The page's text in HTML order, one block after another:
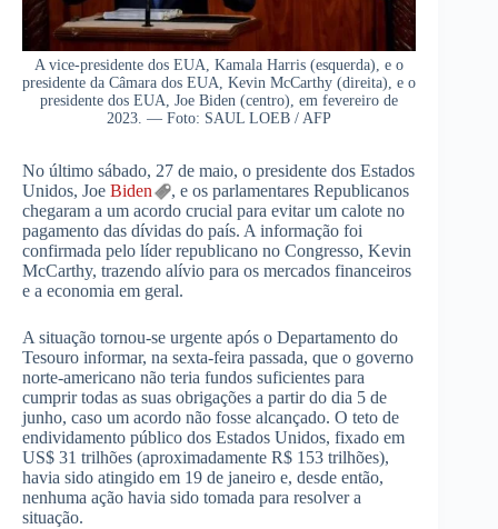
A vice-presidente dos EUA, Kamala Harris (esquerda), e o
presidente da Câmara dos EUA, Kevin McCarthy (direita), e o
presidente dos EUA, Joe Biden (centro), em fevereiro de
2023. — Foto: SAUL LOEB / AFP
No último sábado, 27 de maio, o presidente dos Estados
Unidos, Joe Biden
, e os parlamentares Republicanos
chegaram a um acordo crucial para evitar um calote no
pagamento das dívidas do país. A informação foi
confirmada pelo líder republicano no Congresso, Kevin
McCarthy, trazendo alívio para os mercados financeiros
e a economia em geral.
A situação tornou-se urgente após o Departamento do
Tesouro informar, na sexta-feira passada, que o governo
norte-americano não teria fundos suficientes para
cumprir todas as suas obrigações a partir do dia 5 de
junho, caso um acordo não fosse alcançado. O teto de
endividamento público dos Estados Unidos, fixado em
US$ 31 trilhões (aproximadamente R$ 153 trilhões),
havia sido atingido em 19 de janeiro e, desde então,
nenhuma ação havia sido tomada para resolver a
situação.